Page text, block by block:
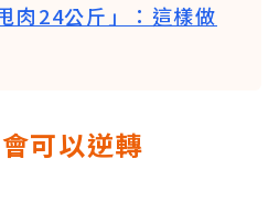
肉24公斤」：這樣做
可以逆轉